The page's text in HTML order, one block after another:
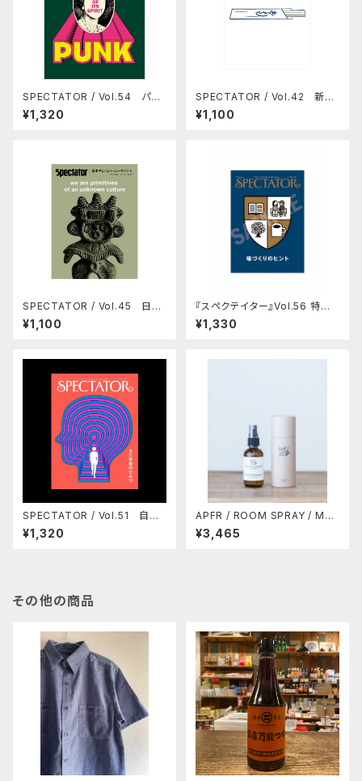
SPECTATOR / Vol.54 パン
クの正体
¥1,320
SPECTATOR / Vol.42 新し
い食堂
¥1,100
SPECTATOR / Vol.45 日本
のヒッピー・ムーヴメント
¥1,100
『スペクテイター』Vol.56 特集：
場づくりのヒント
¥1,330
SPECTATOR / Vol.51 自己
啓発のひみつ
¥1,320
APFR / ROOM SPRAY / MO
SS SWAMP (10%OFF)
¥3,465
その他の商品